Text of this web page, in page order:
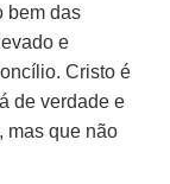
bem das
e
Cristo é
de verdade e
mas que não